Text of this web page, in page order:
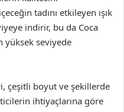
tadını etkileyen ışık
indirir, bu da Coca
yüksek seviyede
çeşitli boyut ve şekillerde
ihtiyaçlarına göre